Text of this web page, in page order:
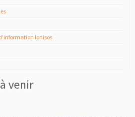
Ionisos
venir